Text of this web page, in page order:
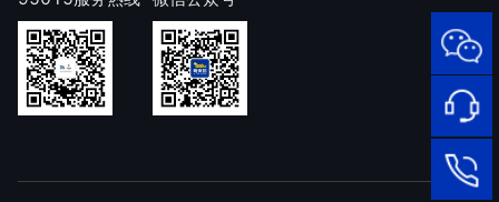
95015
网络安
全服务
热线
在线客
样本上报
奇安信天守安全软件
顽固病毒专杀工具
技术研究院
威胁情报中心
补天漏洞响应平台
公司新闻
发展历程